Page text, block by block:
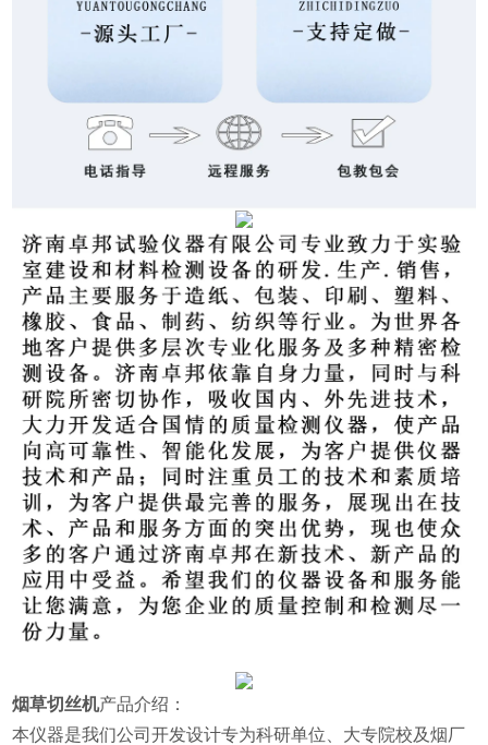
烟草切丝机产品介绍：
本仪器是我们公司开发设计专为科研单位、大专院校及烟厂